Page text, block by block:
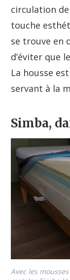
circulation
touche
se trouve en
d’éviter que
La housse
servant à la
Simba,
Avec les